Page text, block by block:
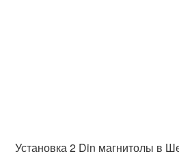
Установка 2 Din магнитолы в